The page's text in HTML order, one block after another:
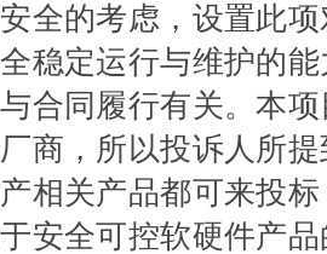
全的考虑，设置此
稳定运行与维护的
合同履行有关。本
商，所以投诉人所
相关产品都可来投
安全可控软硬件产